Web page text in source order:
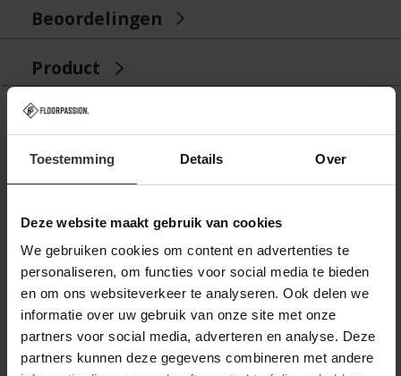
Toestemming Details Over
Deze website maakt gebruik van cookies
We gebruiken cookies om content en advertenties te
personaliseren, om functies voor social media te bieden
en om ons websiteverkeer te analyseren. Ook delen we
informatie over uw gebruik van onze site met onze
partners voor social media, adverteren en analyse. Deze
partners kunnen deze gegevens combineren met andere
Beoordelingen
Product
-10%
Velvet Touch 11 - Mart
Visser vloerkleed
Velvet Touch 11 - Mart Visser